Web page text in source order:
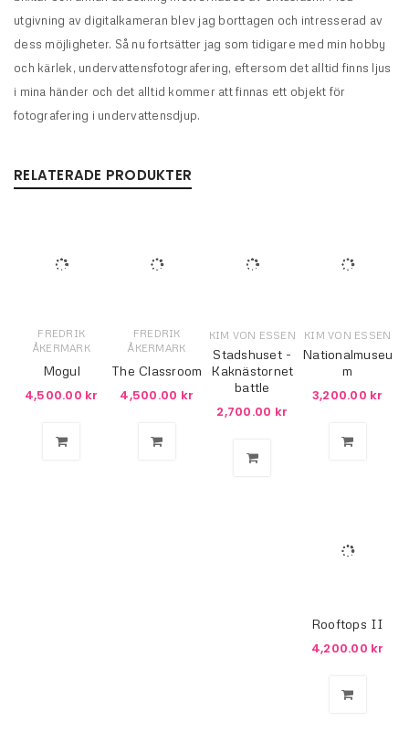
utgivning av digitalkameran blev jag borttagen och intresserad av
dess möjligheter. Så nu fortsätter jag som tidigare med min hobby
och kärlek, undervattensfotografering, eftersom det alltid finns ljus
i mina händer och det alltid kommer att finnas ett objekt för
fotografering i undervattensdjup.
RELATERADE PRODUKTER
FREDRIK
ÅKERMARK
Mogul
4,500.00 kr
FREDRIK
ÅKERMARK
The Classroom
4,500.00 kr
KIM VON ESSEN
Stadshuset -
Kaknästornet
battle
2,700.00 kr
KIM VON ESSEN
Nationalmuseu
m
3,200.00 kr
Rooftops II
4,200.00 kr